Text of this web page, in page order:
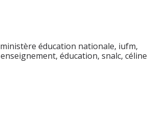
ministère éducation nationale, iufm,
enseignement, éducation, snalc, céline